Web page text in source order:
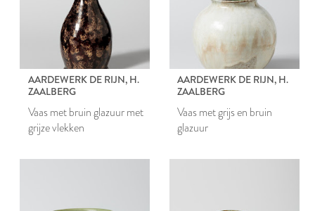
AARDEWERK DE RIJN, H.
ZAALBERG
Vaas met bruin glazuur met
grijze vlekken
AARDEWERK DE RIJN, H.
ZAALBERG
Vaas met grijs en bruin
glazuur